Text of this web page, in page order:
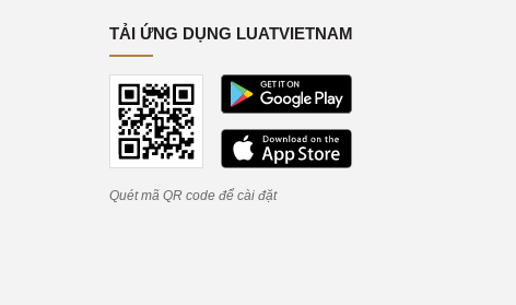
TẢI ỨNG DỤNG LUATVIETNAM
Quét mã QR code để cài đặt